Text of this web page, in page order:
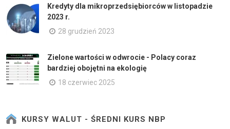
Kredyty dla mikroprzedsiębiorców w listopadzie
2023 r.
28 grudzień 2023
Zielone wartości w odwrocie - Polacy coraz
bardziej obojętni na ekologię
18 czerwiec 2025
KURSY WALUT - ŚREDNI KURS NBP